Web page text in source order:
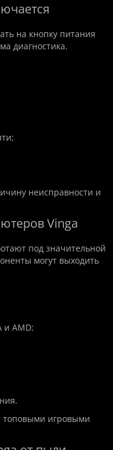
на кнопку питания
диагностика.
неисправности и
Vinga
под значительной
могут выходить
и AMD;
топовыми игровыми